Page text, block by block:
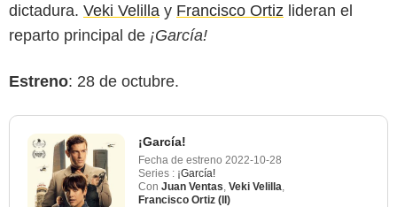
dictadura. Veki Velilla y Francisco Ortiz lideran el
reparto principal de ¡García!
Estreno: 28 de octubre.
¡García!
Fecha de estreno 2022-10-28
Series : ¡García!
Con Juan Ventas Veki Velilla
Francisco Ortiz (II)